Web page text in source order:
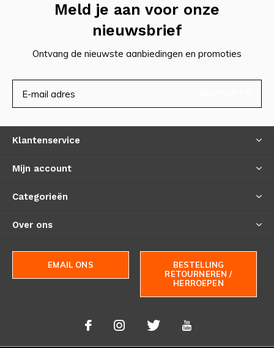
Meld je aan voor onze
nieuwsbrief
Ontvang de nieuwste aanbiedingen en promoties
Klantenservice
Mijn account
Categorieën
Over ons
EMAIL ONS
BESTELLING
RETOURNEREN /
HERROEPEN